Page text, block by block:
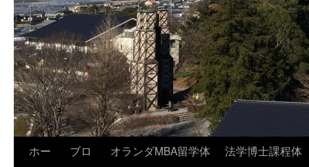
ホー
ブロ
オランダMBA留学体
法学博士課程体